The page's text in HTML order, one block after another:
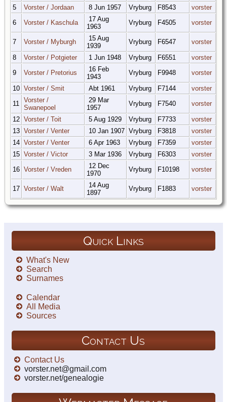
5
Vorster / Jordaan 8 Jun 1957 Vryburg F8543
vorster
6
Vorster / Kaschula
17 Aug
1963
Vryburg F4505 vorster
7 Vorster / Myburgh
15 Aug
1939
Vryburg F6547 vorster
8 Vorster / Potgieter 1 Jun 1948 Vryburg F6551
vorster
9
Vorster / Pretorius
16 Feb
1943
Vryburg F9948 vorster
10 Vorster / Smit Abt 1961 Vryburg F7144
vorster
11
Vorster /
Swanepoel
29 Mar
1957
Vryburg F7540 vorster
12 Vorster / Toit 5 Aug 1929 Vryburg F7733
vorster
13 Vorster / Venter 10 Jan 1907 Vryburg F3818
vorster
14 Vorster / Venter 6 Apr 1963 Vryburg F7359
vorster
15 Vorster / Victor 3 Mar 1936 Vryburg F6303
vorster
16 Vorster / Vreden
12 Dec
1970
Vryburg F10198 vorster
17 Vorster / Walt
14 Aug
1897
Vryburg F1883 vorster
Quick Links
What's New
Search
Surnames
Calendar
All Media
Sources
Contact Us
Contact Us
vorster.net@gmail.com
vorster.net/genealogie